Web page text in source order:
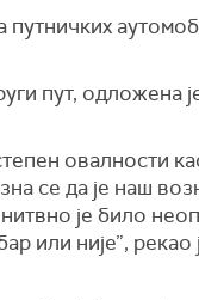
пут, одложена
овалности
се да је наш
је било
или није”, рекао